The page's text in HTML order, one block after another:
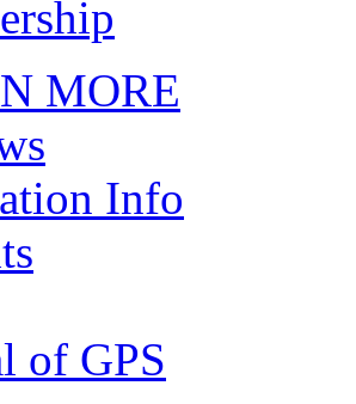
MORE
Info
of GPS